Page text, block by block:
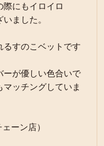
際にもイロイロ
ました。
るすのこベットです
ーが優しい色合いで
ッチングしていま
ーン店）